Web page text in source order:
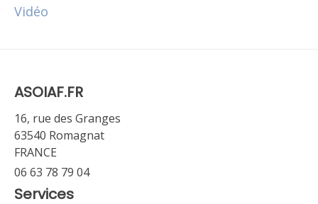
Vidéo
ASOIAF.FR
16, rue des Granges
63540 Romagnat
FRANCE
06 63 78 79 04
Services